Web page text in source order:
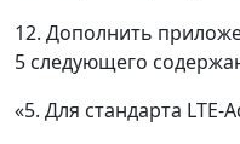
12. Дополнить
5 следующего
«5. Для стандарта LTE-